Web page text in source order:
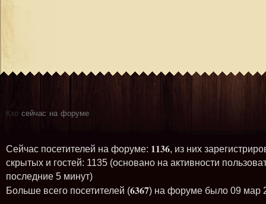
Кто сейчас на форуме
Сейчас посетителей на форуме: 1136, из них
скрытых и гостей: 1135 (основано на активности
последние 5 минут)
Больше всего посетителей (6367) на форуме было 09 мар